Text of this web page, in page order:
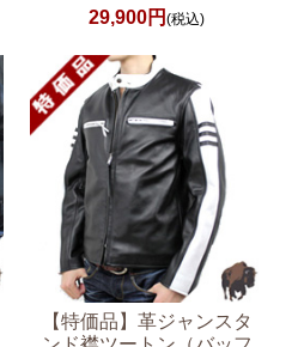
29,900円(税込)
【特価品】革ジャンスタ